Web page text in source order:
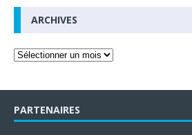
ARCHIVES
PARTENAIRES